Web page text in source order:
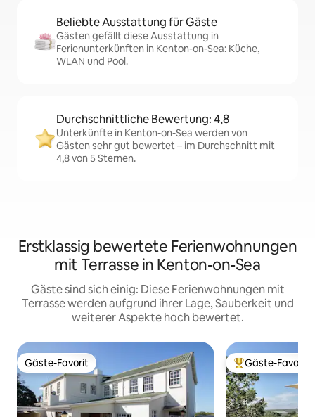
Beliebte Ausstattung für Gäste
Gästen gefällt diese Ausstattung in
Ferienunterkünften in Kenton-on-Sea: Küche,
WLAN und Pool.
Durchschnittliche Bewertung: 4,8
Unterkünfte in Kenton-on-Sea werden von
Gästen sehr gut bewertet – im Durchschnitt mit
4,8 von 5 Sternen.
Erstklassig bewertete Ferienwohnungen
mit Terrasse in Kenton-on-Sea
Gäste sind sich einig: Diese Ferienwohnungen mit
Terrasse werden aufgrund ihrer Lage, Sauberkeit und
weiterer Aspekte hoch bewertet.
Gäste-Favorit
Gäste-Favorit Beliebter Gäste-
Gäste-Favorit